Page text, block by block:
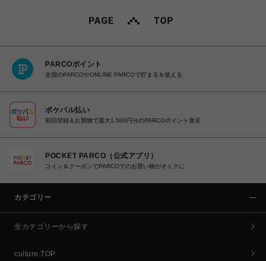
PARCOポイント
全国のPARCOやONLINE PARCOで貯まる＆使える
ポケパル払い
初回登録＆お買物で最大1,500円分のPARCOポイント進呈
POCKET PARCO（公式アプリ）
コイン＆クーポンでPARCOでのお買い物がオトクに
カテゴリー
全カテゴリーから探す
culture TOP